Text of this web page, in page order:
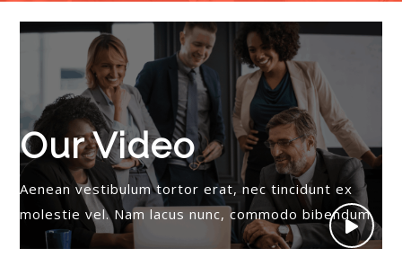
Our Video
Aenean vestibulum tortor erat, nec tincidunt ex
molestie vel. Nam lacus nunc, commodo bibendum